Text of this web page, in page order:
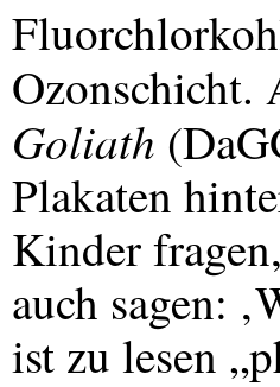
Goliath
Plakaten
Kinder
auch sagen:
ist zu lesen